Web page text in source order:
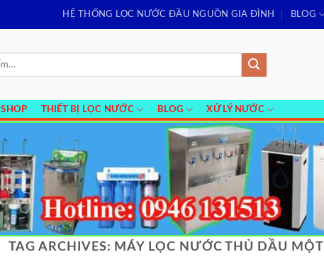
HỆ THỐNG LỌC NƯỚC ĐẦU NGUỒN GIA ĐÌNH BLOG
SHOP THIẾT BỊ LỌC NƯỚC BLOG XỬ LÝ NƯỚC
TAG ARCHIVES: MÁY LỌC NƯỚC THỦ DẦU MỘT